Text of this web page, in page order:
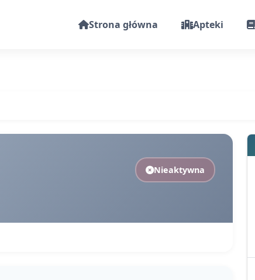
Strona główna Apteki
Nieaktywna